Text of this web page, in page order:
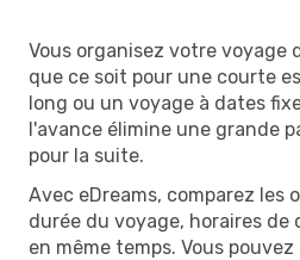
Vous organisez votre voyage
que ce soit pour une courte
long ou un voyage à dates
l'avance élimine une grande
pour la suite.
Avec eDreams, comparez les
durée du voyage, horaires
en même temps. Vous